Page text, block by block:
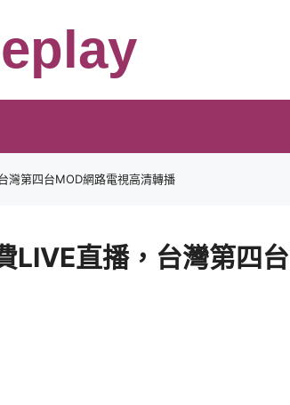
灣第四台MOD網路電視高清轉播
LIVE直播，台灣第四